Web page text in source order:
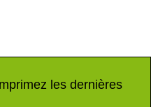
les dernières